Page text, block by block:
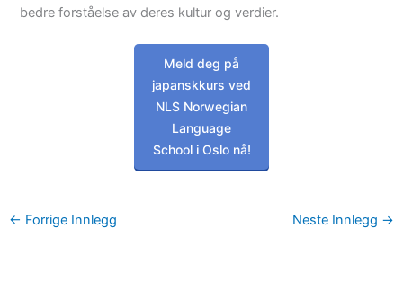
bedre forståelse av deres kultur og verdier.
Meld deg på
japanskkurs ved
NLS Norwegian
Language
School i Oslo nå!
← Forrige Innlegg Neste Innlegg →